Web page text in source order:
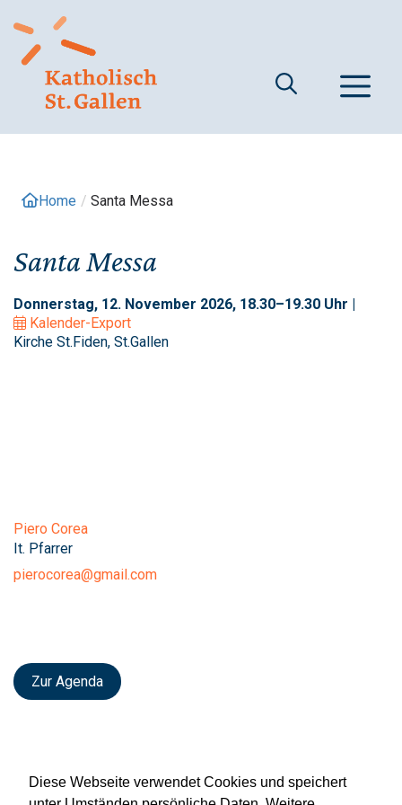
Diese Webseite verwendet Cookies und speichert
zum
Inhalt
Home / Santa Messa
Santa Messa
Donnerstag, 12. November 2026, 18.30–19.30 Uhr |
Kalender-Export
Kirche St.Fiden, St.Gallen
Piero Corea
It. Pfarrer
pierocorea@gmail.com
Zur Agenda